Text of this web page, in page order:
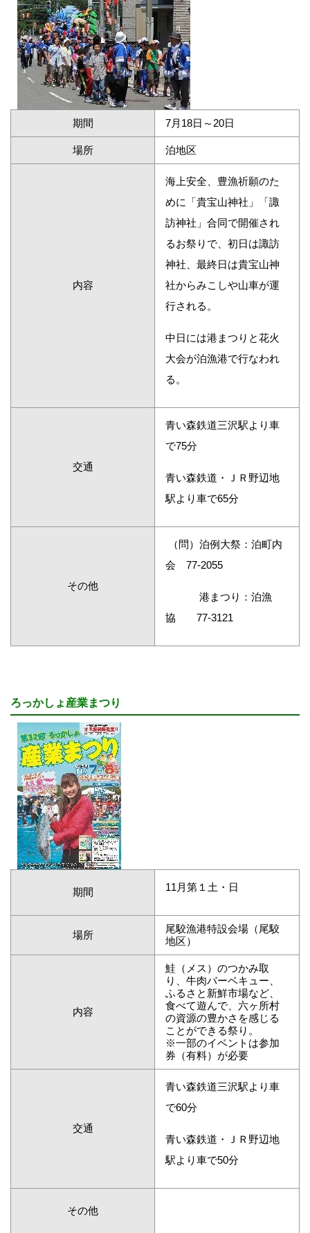
期間 7月18日～20日
場所 泊地区
内容
海上安全、豊漁祈願のた
めに「貴宝山神社」「諏
訪神社」合同で開催され
るお祭りで、初日は諏訪
神社、最終日は貴宝山神
社からみこしや山車が運
行される。
中日には港まつりと花火
大会が泊漁港で行なわれ
る。
交通
青い森鉄道三沢駅より車
で75分
青い森鉄道・ＪＲ野辺地
駅より車で65分
その他
（問）泊例大祭：泊町内
会 77-2055
港まつり：泊漁
協 77-3121
ろっかしょ産業まつり
期間 11月第１土・日
場所
尾駮漁港特設会場（尾駮
地区）
内容
鮭（メス）のつかみ取
り、牛肉バーベキュー、
ふるさと新鮮市場など、
食べて遊んで、六ヶ所村
の資源の豊かさを感じる
ことができる祭り。
※一部のイベントは参加
券（有料）が必要
交通
青い森鉄道三沢駅より車
で60分
青い森鉄道・ＪＲ野辺地
駅より車で50分
その他